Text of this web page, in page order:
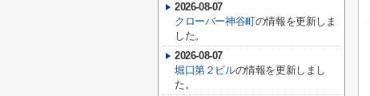
2026-08-07
クローバー神谷町の情報を更新しま
した。
2026-08-07
堀口第２ビルの情報を更新しまし
た。